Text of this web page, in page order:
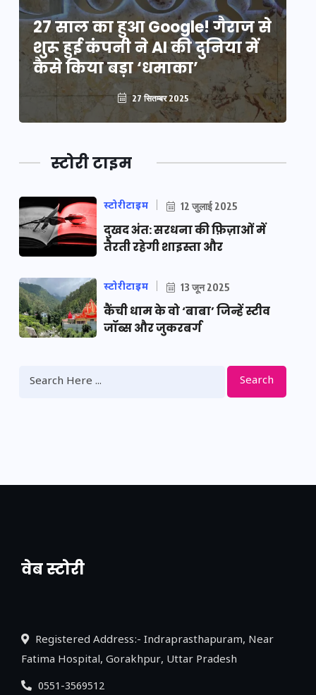
27 साल का हुआ Google! गैराज से
शुरू हुई कंपनी ने AI की दुनिया में
कैसे किया बड़ा ‘धमाका’
27 सितम्बर 2025
स्टोरी टाइम
स्टोरीटाइम 12 जुलाई 2025
दुखद अंत: सरधना की फ़िज़ाओं में
तैरती रहेगी शाइस्ता और
स्टोरीटाइम 13 जून 2025
कैंची धाम के वो ‘बाबा’ जिन्हें स्टीव
जॉब्स और जुकरबर्ग
Search
वेब स्टोरी
नया एक्सप्रेसवे: पूर्वांचल का लक, डेवलपमेंट का
Registered Address:- Indraprasthapuram, Near
Fatima Hospital, Gorakhpur, Uttar Pradesh
0551-3569512